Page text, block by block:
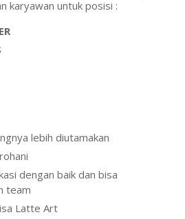
karyawan untuk posisi :
lebih diutamakan
dengan baik dan bisa
team
Latte Art